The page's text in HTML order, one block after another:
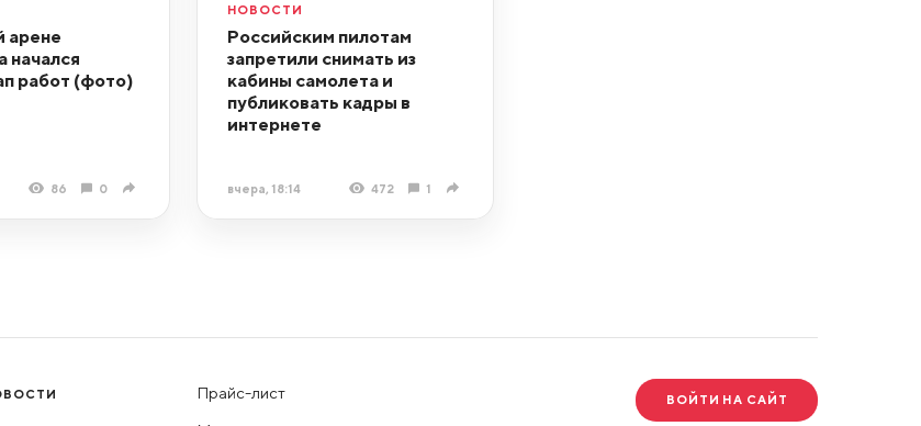
арене
начался
работ (фото)
86 0
НОВОСТИ
Российским пилотам
запретили снимать из
кабины самолета и
публиковать кадры в
интернете
вчера, 18:14 472 1
Прайс-лист ВОЙТИ НА САЙТ